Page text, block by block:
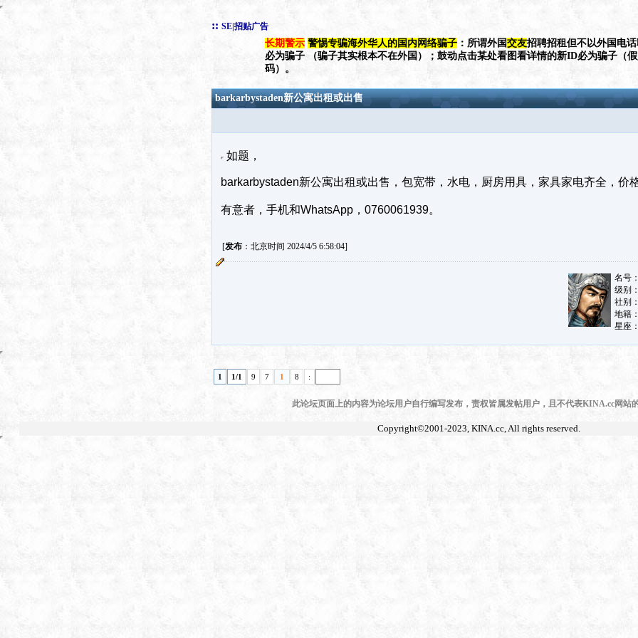
:: SE|招贴广告
长期警示 警惕专骗海外华人的国内网络骗子 ：所谓外国交友招聘招租但不以外国电
必为骗子 （骗子其实根本不在外国）；鼓动点击某处看图看详情的新ID必为骗子（
码）。
barkarbystaden新公寓出租或出售
如题，
barkarbystaden新公寓出租或出售，包宽带，水电，厨房用具，家具家电齐全，价
有意者，手机和WhatsApp，0760061939。
[发布：北京时间 2024/4/5 6:58:04]
1 1/1 9 7 1 8 :
此论坛页面上的内容为论坛用户自行编写发布，责权皆属发帖用户，且不代表KINA.cc网站
Copyright©2001-2023, KINA.cc, All rights reserved.